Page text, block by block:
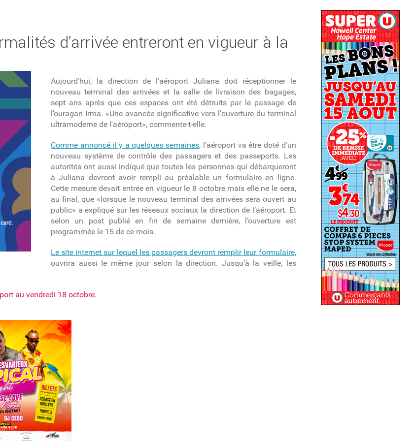
d'arrivée entreront en vigueur à la
Aujourd’hui, la direction de l’aéroport Juliana doit réceptionner le
nouveau terminal des arrivées et la salle de livraison des bagages,
sept ans après que ces espaces ont été détruits par le passage de
l’ouragan Irma. «Une avancée significative vers l'ouverture du terminal
ultramoderne de l'aéroport», commente-t-elle.
Comme annoncé il y a quelques semaines, l’aéroport va être doté d’un
nouveau système de contrôle des passagers et des passeports. Les
autorités ont aussi indiqué que toutes les personnes qui débarqueront
à Juliana devront avoir rempli au préalable un formulaire en ligne.
Cette mesure devait entrée en vigueur le 8 octobre mais elle ne le sera,
au final, que «lorsque le nouveau terminal des arrivées sera ouvert au
public» a expliqué sur les réseaux sociaux la direction de l’aéroport. Et
selon un post publié en fin de semaine dernière, l’ouverture est
programmée le 15 de ce mois.
Le site internet sur lequel les passagers devront remplir leur formulaire,
ouvrira aussi le même jour selon la direction. Jusqu’à la veille, les
au vendredi 18 octobre.